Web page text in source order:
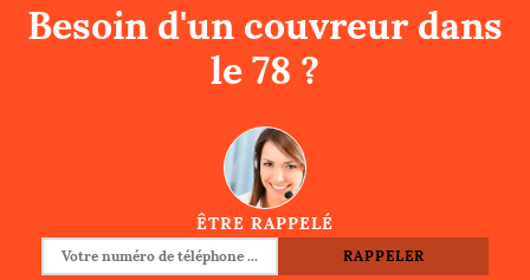
Besoin d'un couvreur dans
le 78 ?
ÊTRE RAPPELÉ